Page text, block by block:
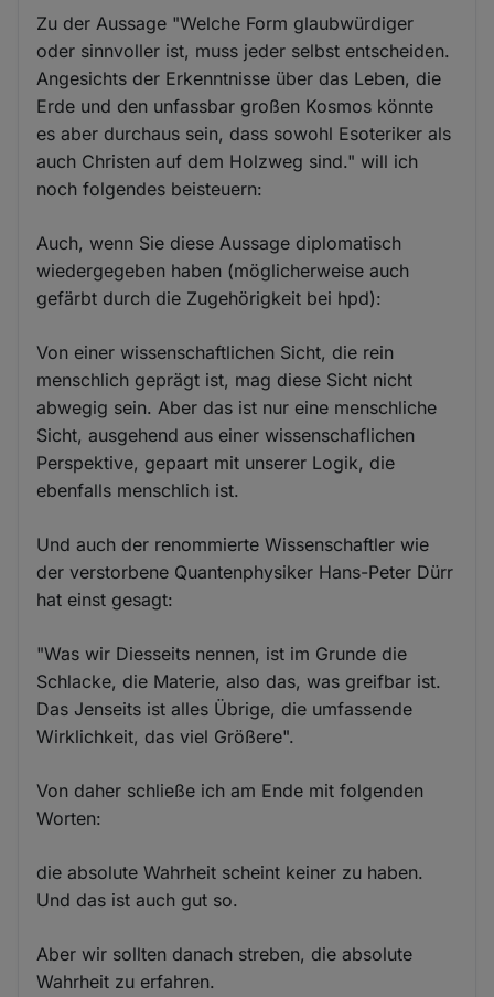
Zu der Aussage "Welche Form glaubwürdiger
oder sinnvoller ist, muss jeder selbst entscheiden.
Angesichts der Erkenntnisse über das Leben, die
Erde und den unfassbar großen Kosmos könnte
es aber durchaus sein, dass sowohl Esoteriker als
auch Christen auf dem Holzweg sind." will ich
noch folgendes beisteuern:
Auch, wenn Sie diese Aussage diplomatisch
wiedergegeben haben (möglicherweise auch
gefärbt durch die Zugehörigkeit bei hpd):
Von einer wissenschaftlichen Sicht, die rein
menschlich geprägt ist, mag diese Sicht nicht
abwegig sein. Aber das ist nur eine menschliche
Sicht, ausgehend aus einer wissenschaflichen
Perspektive, gepaart mit unserer Logik, die
ebenfalls menschlich ist.
Und auch der renommierte Wissenschaftler wie
der verstorbene Quantenphysiker Hans-Peter Dürr
hat einst gesagt:
"Was wir Diesseits nennen, ist im Grunde die
Schlacke, die Materie, also das, was greifbar ist.
Das Jenseits ist alles Übrige, die umfassende
Wirklichkeit, das viel Größere".
Von daher schließe ich am Ende mit folgenden
Worten:
die absolute Wahrheit scheint keiner zu haben.
Und das ist auch gut so.
Aber wir sollten danach streben, die absolute
Wahrheit zu erfahren.